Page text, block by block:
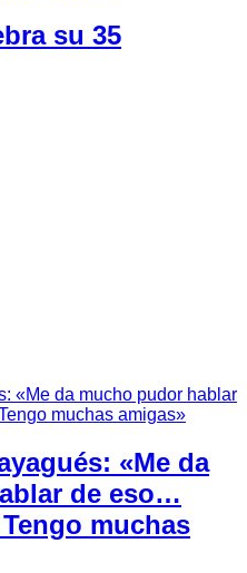
su 35
«Me da
de eso…
muchas